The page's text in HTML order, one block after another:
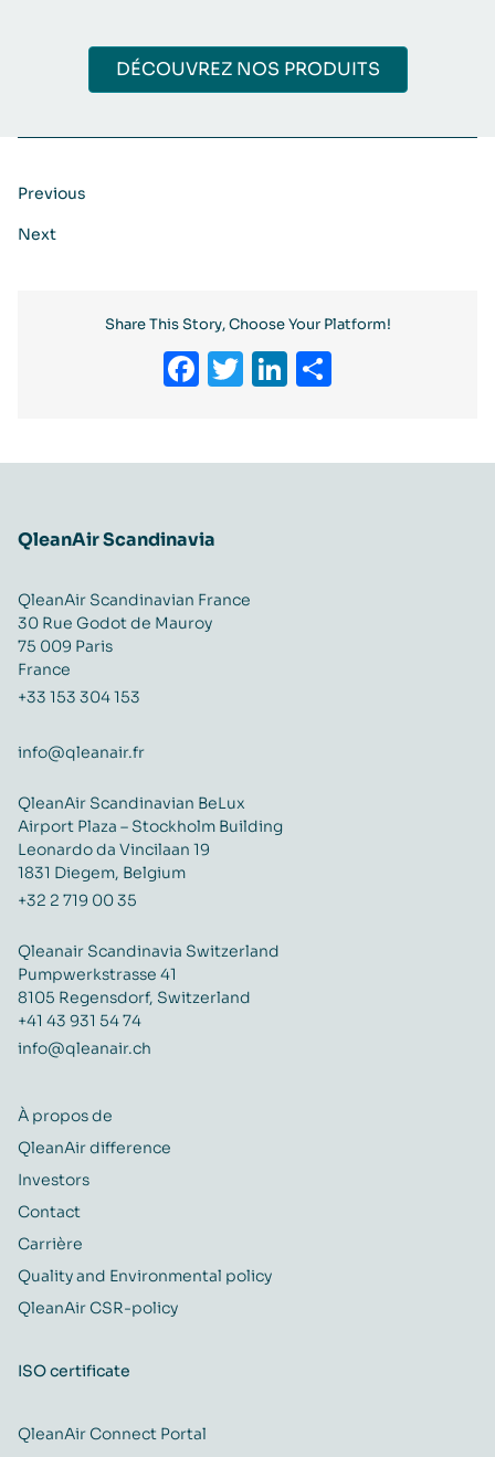
DÉCOUVREZ NOS PRODUITS
Previous
Next
Share This Story, Choose Your Platform!
Facebook
Twitter
LinkedIn
QleanAir Scandinavia
QleanAir Scandinavian France
30 Rue Godot de Mauroy
75 009 Paris
France
+33 153 304 153
info@qleanair.fr
QleanAir Scandinavian BeLux
Airport Plaza – Stockholm Building
Leonardo da Vincilaan 19
1831 Diegem, Belgium
+32 2 719 00 35
Qleanair Scandinavia Switzerland
Pumpwerkstrasse 41
8105 Regensdorf, Switzerland
+41 43 931 54 74
info@qleanair.ch
À propos de
QleanAir difference
Investors
Contact
Carrière
Quality and Environmental policy
QleanAir CSR-policy
ISO certificate
QleanAir Connect Portal